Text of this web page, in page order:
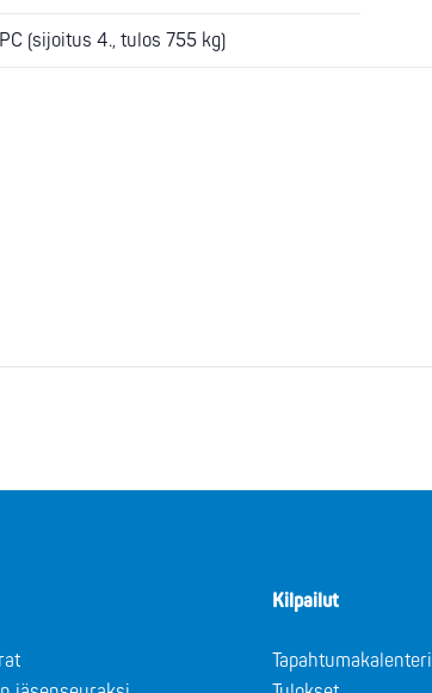
(sijoitus 4., tulos 755 kg)
Kilpailut
Tapahtumakalenteri